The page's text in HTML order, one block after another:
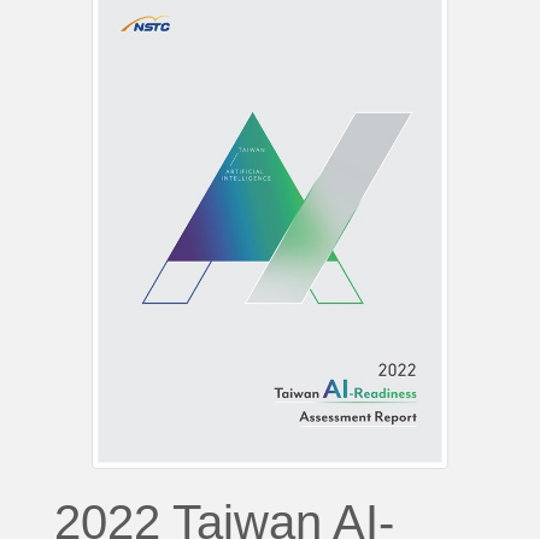
2022 Taiwan AI-